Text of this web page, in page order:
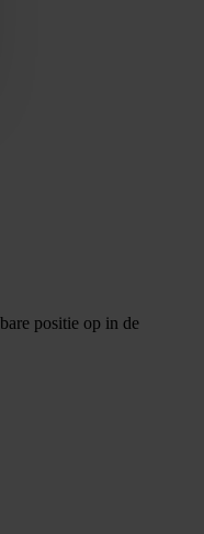
positie op in de